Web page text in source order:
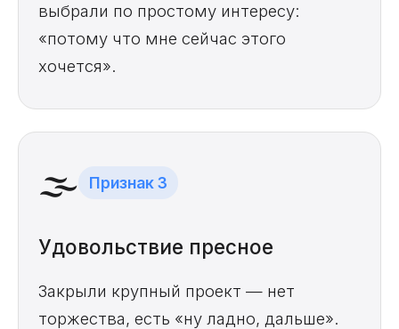
выбрали по простому интересу:
«потому что мне сейчас этого
хочется».
🌫️ Признак 3
Удовольствие пресное
Закрыли крупный проект — нет
торжества, есть «ну ладно, дальше».